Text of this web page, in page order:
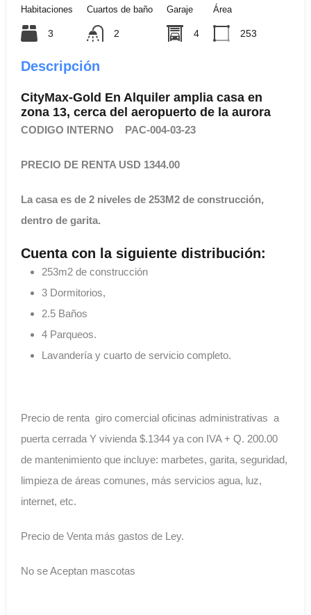
Habitaciones
3
Cuartos de baño
2
Garaje
4
Área
253
Descripción
CityMax-Gold En Alquiler amplia casa en
zona 13, cerca del aeropuerto de la aurora
CODIGO INTERNO PAC-004-03-23
PRECIO DE RENTA USD 1344.00
La casa es de 2 niveles de 253M2 de construcción,
dentro de garita.
Cuenta con la siguiente distribución:
253m2 de construcción
3 Dormitorios,
2.5 Baños
4 Parqueos.
Lavandería y cuarto de servicio completo.
Precio de renta giro comercial oficinas administrativas a
puerta cerrada Y vivienda $.1344 ya con IVA + Q. 200.00
de mantenimiento que incluye: marbetes, garita, seguridad,
limpieza de áreas comunes, más servicios agua, luz,
internet, etc.
Precio de Venta más gastos de Ley.
No se Aceptan mascotas